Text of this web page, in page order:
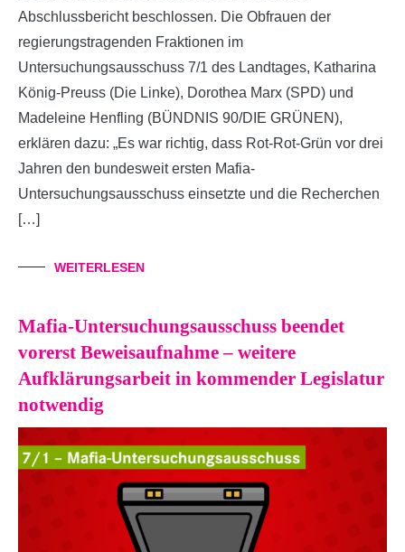
Abschlussbericht beschlossen. Die Obfrauen der
regierungstragenden Fraktionen im
Untersuchungsausschuss 7/1 des Landtages, Katharina
König-Preuss (Die Linke), Dorothea Marx (SPD) und
Madeleine Henfling (BÜNDNIS 90/DIE GRÜNEN),
erklären dazu: „Es war richtig, dass Rot-Rot-Grün vor drei
Jahren den bundesweit ersten Mafia-
Untersuchungsausschuss einsetzte und die Recherchen
[…]
WEITERLESEN
Mafia-Untersuchungsausschuss beendet
vorerst Beweisaufnahme – weitere
Aufklärungsarbeit in kommender Legislatur
notwendig